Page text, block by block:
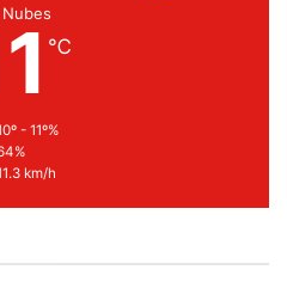
Nubes
℃
- 11º%
km/h